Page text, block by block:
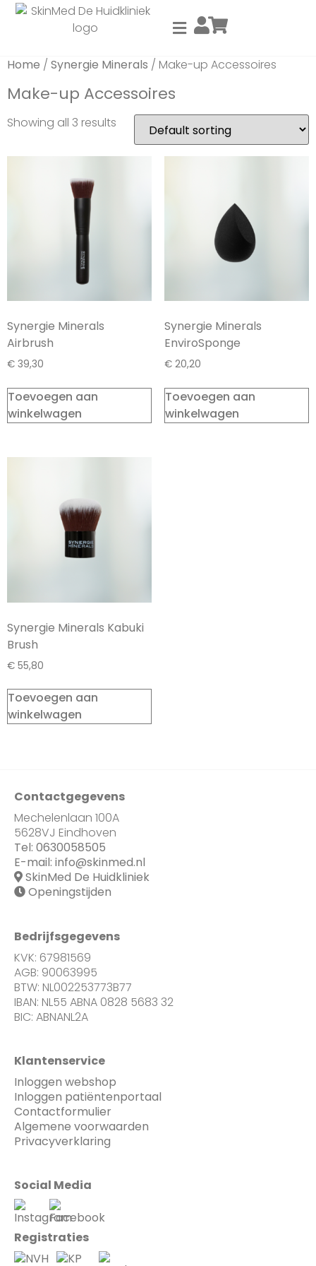
Home / Synergie Minerals / Make-up Accessoires
Make-up Accessoires
Showing all 3 results
Synergie Minerals
Airbrush
€ 39,30
Toevoegen aan
winkelwagen
Synergie Minerals
EnviroSponge
€20,20
Toevoegen aan
winkelwagen
Synergie Minerals Kabuki
Brush
€ 55,80
Toevoegen aan
winkelwagen
Contactgegevens
Mechelenlaan 100A
5628VJ Eindhoven
Tel: 0630058505
E-mail: info@skinmed.nl
SkinMed De Huidkliniek
Openingstijden
Bedrijfsgegevens
KVK: 67981569
AGB: 90063995
BTW: NL002253773B77
IBAN: NL55 ABNA 0828 5683 32
BIC: ABNANL2A
Klantenservice
Inloggen webshop
Inloggen patiëntenportaal
Contactformulier
Algemene voorwaarden
Privacyverklaring
Social Media
Registraties